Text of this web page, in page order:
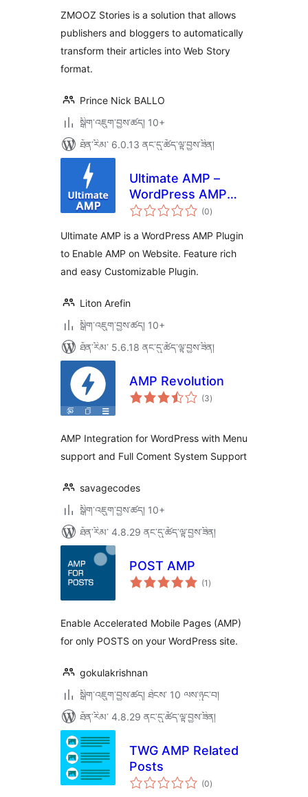
ཚང་།
ZMOOZ Stories is a solution that allows
publishers and bloggers to automatically
transform their articles into Web Story
format.
Prince Nick BALLO
སྒྲིག་འཇུག་བྱས་ཚད། 10+
ཐོན་རིམ་ 6.0.13 ནང་དུ་ཚོད་ལྟ་བྱས་ཟིན།
Ultimate AMP –
WordPress AMP
Plugin
(0གདེང་
འཇོག་
ཚང་།
)
Ultimate AMP is a WordPress AMP Plugin
to Enable AMP on Website. Feature rich
and easy Customizable Plugin.
Liton Arefin
སྒྲིག་འཇུག་བྱས་ཚད། 10+
ཐོན་རིམ་ 5.6.18 ནང་དུ་ཚོད་ལྟ་བྱས་ཟིན།
AMP Revolution
(3གདེང་
འཇོག་
)
AMP Integration for WordPress with Menu
support and Full Coment System Support
savagecodes
སྒྲིག་འཇུག་བྱས་ཚད། 10+
ཐོན་རིམ་ 4.8.29 ནང་དུ་ཚོད་ལྟ་བྱས་ཟིན།
POST AMP
(1 གདེང་
འཇོག་
)
Enable Accelerated Mobile Pages (AMP)
for only POSTS on your WordPress site.
gokulakrishnan
སྒྲིག་འཇུག་བྱས་ཚད། ཐེངས་ 10 ལས་ཉུང་བ།
ཐོན་རིམ་ 4.8.29 ནང་དུ་ཚོད་ལྟ་བྱས་ཟིན།
TWG AMP Related
Posts
(0གདེང་
འཇོག་
)